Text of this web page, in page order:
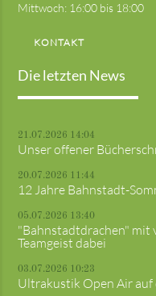
Mittwoch: 16:00 bis 18:00
KONTAKT
Die letzten News
21.07.2026 14:04
Unser offener
20.07.2026 11:44
12 Jahre Bahnstadt-
05.07.2026 13:40
"Bahnstadtdrachen" mit
Teamgeist dabei
03.07.2026 10:23
Ultrakustik Open Air auf